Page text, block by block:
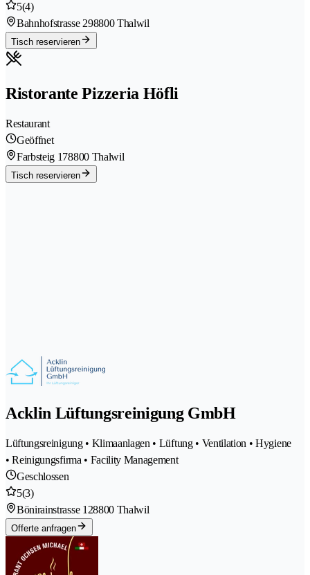
5(4)
Bahnhofstrasse 298800 Thalwil
Tisch reservieren
Ristorante Pizzeria Höfli
Restaurant
Geöffnet
Farbsteig 178800 Thalwil
Tisch reservieren
Acklin Lüftungsreinigung GmbH
Lüftungsreinigung • Klimaanlagen • Lüftung • Ventilation • Hygiene
• Reinigungsfirma • Facility Management
Geschlossen
5(3)
Bönirainstrasse 128800 Thalwil
Offerte anfragen